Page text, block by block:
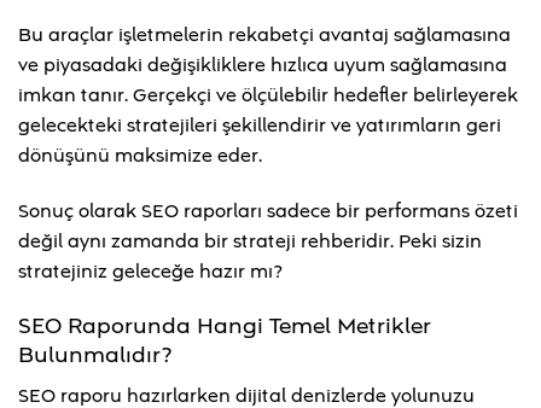
Bu araçlar işletmelerin rekabetçi avantaj sağlamasına
ve piyasadaki değişikliklere hızlıca uyum sağlamasına
imkan tanır. Gerçekçi ve ölçülebilir hedefler belirleyerek
gelecekteki stratejileri şekillendirir ve yatırımların geri
dönüşünü maksimize eder.
Sonuç olarak SEO raporları sadece bir performans özeti
değil aynı zamanda bir strateji rehberidir. Peki sizin
stratejiniz geleceğe hazır mı?
SEO Raporunda Hangi Temel Metrikler
Bulunmalıdır?
SEO raporu hazırlarken dijital denizlerde yolunuzu